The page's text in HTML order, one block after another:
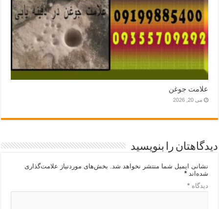
علامت جوغن
می 20, 2026
دیدگاهتان را بنویسید
نشانی ایمیل شما منتشر نخواهد شد. بخش‌های موردنیاز علامت‌گذاری
شده‌اند*
دیدگاه*